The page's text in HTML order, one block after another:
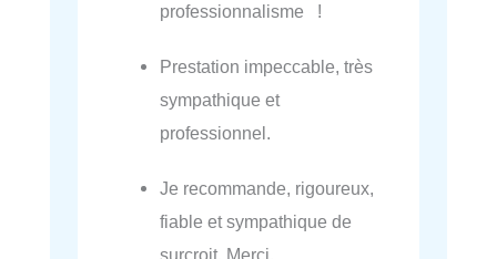
professionnalisme !
Prestation impeccable, très
sympathique et
professionnel.
Je recommande, rigoureux,
fiable et sympathique de
surcroit. Merci.